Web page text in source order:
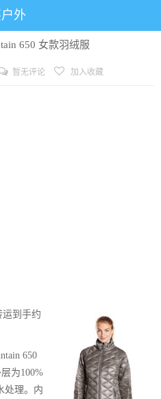
外
650 女款羽绒服
暂无评论 加入收藏
运到手约
650
为100%
处理。内